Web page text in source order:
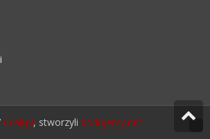
6cali.pl, stworzyli kodujemy.net